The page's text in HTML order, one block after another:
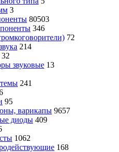
3
80503
346
72
214
32
звуковые 13
241
95
варикапы 9657
диоды 409
1062
168